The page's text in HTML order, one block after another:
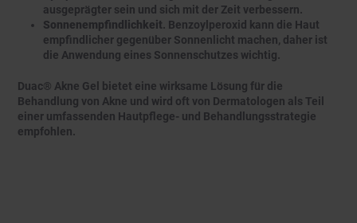
ausgeprägter sein und sich mit der Zeit verbessern.
Sonnenempfindlichkeit. Benzoylperoxid kann die Haut
empfindlicher gegenüber Sonnenlicht machen, daher ist
die Anwendung eines Sonnenschutzes wichtig.
Duac® Akne Gel bietet eine wirksame Lösung für die
Behandlung von Akne und wird oft von Dermatologen als Teil
einer umfassenden Hautpflege- und Behandlungsstrategie
empfohlen.